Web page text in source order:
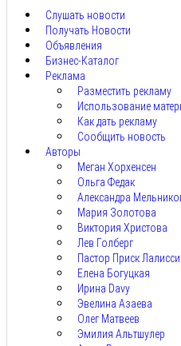
Слушать новости
Получать Новости
Объявления
Бизнес-Каталог
Реклама
Разместить рекламу
Использование
Как дать рекламу
Сообщить новость
Авторы
Меган Хорхенсен
Ольга Федак
Александра
Мария Золотова
Виктория Христова
Лев Голберг
Пастор Приск
Елена Богуцкая
Ирина Davy
Эвелина Азаева
Олег Матвеев
Эмилия Альтшулер